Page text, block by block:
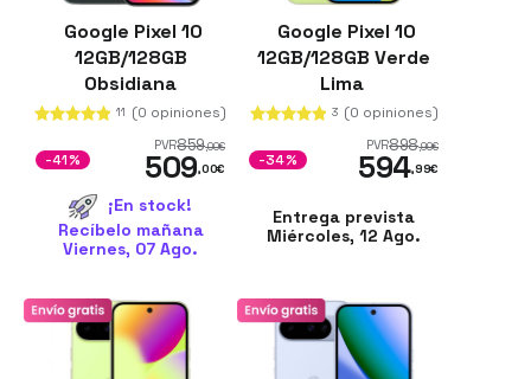
Google Pixel 10
12GB/128GB
Obsidiana
Renovado
11 (0 opiniones)
PVR859,00€
509,00€
-41%
¡En stock!
Recíbelo mañana
Viernes, 07 Ago.
Google Pixel 10
12GB/128GB Verde
Lima
3 (0 opiniones)
PVR898,99€
594,99€
-34%
Entrega prevista
Miércoles, 12 Ago.